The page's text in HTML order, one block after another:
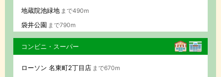
地蔵院池緑地 まで490m
袋井公園 まで790m
コンビニ・スーパー
ローソン 名東町2丁目店 まで670m